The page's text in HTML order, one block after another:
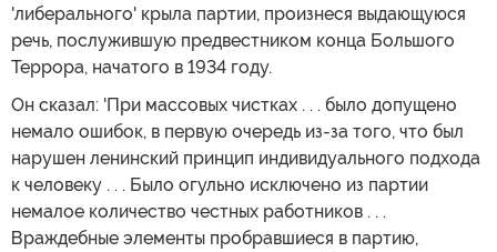
'либерального' крыла партии, произнеся выдающуюся
речь, послужившую предвестником конца Большого
Террора, начатого в 1934 году.
Он сказал: 'При массовых чистках . . . было допущено
немало ошибок, в первую очередь из-за того, что был
нарушен ленинский принцип индивидуального подхода
к человеку . . . Было огульно исключено из партии
немалое количество честных работников . . .
Враждебные элементы пробравшиеся в партию,